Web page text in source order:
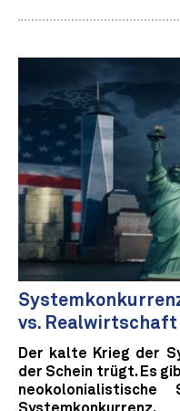
vs. Realwirtschaft
Der kalte Krieg der
der Schein trügt. Es
Systemkonkurrenz.